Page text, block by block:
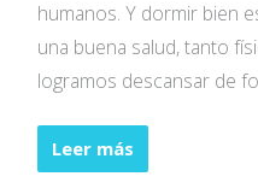
humanos. Y dormir bien
una buena salud, tanto
logramos descansar de
Higiene
del
Leer más